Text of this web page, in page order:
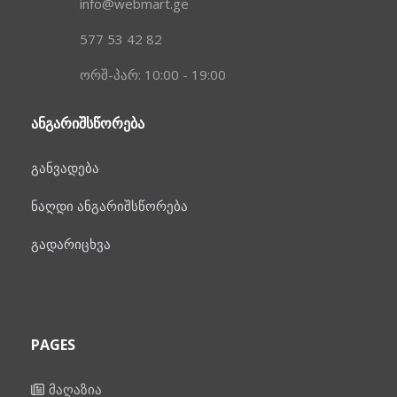
577 53 42 82
ორშ-პარ: 10:00 - 19:00
ᲐᲜᲒᲐᲠᲘᲨᲡᲬᲝᲠᲔᲑᲐ
განვადება
ნაღდი ანგარიშსწორება
გადარიცხვა
PAGES
მაღაზია